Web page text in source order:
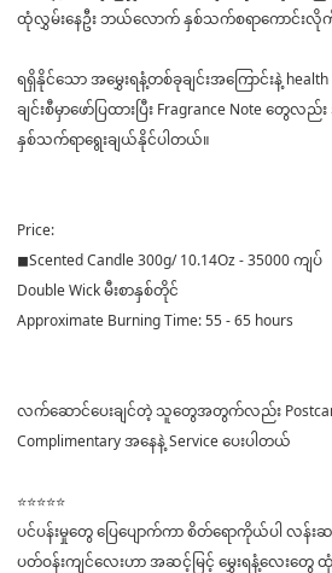
ထုံလွှမ်းနေဦး ဘယ်လောက် နှစ်သက်စရာကောင်းလို
ရရှိနိုင်သော အမွှေးရနံ့တစ်ခုချင်းအကြောင်းနဲ့
ချင်းစီမှာဖော်ပြထားပြီး Fragrance Note တွေလ
နှစ်သက်ရာရွေးချယ်နိုင်ပါတယ်။
Price:
◼Scented Candle 300g/ 10.14Oz - 35000 ကျပ်
Double Wick မီးစာနှစ်တိုင်
Approximate Burning Time: 55 - 65 hours
လက်ဆောင်ပေးချင်တဲ့ သူတွေအတွက်လည်း Postcard
Complimentary အနေနဲ့ Service ပေးပါတယ်
⭐⭐⭐⭐⭐
ပင်ပန်းမှုတွေ ပြေပျောက်ကာ စိတ်ရောကိုယ်ပါ လန်း
ပတ်ဝန်းကျင်လေးဟာ အဆင့်မြင့် မွှေးရနံ့လေးတွေ ထုံ